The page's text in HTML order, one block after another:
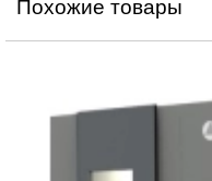
Похожие товары